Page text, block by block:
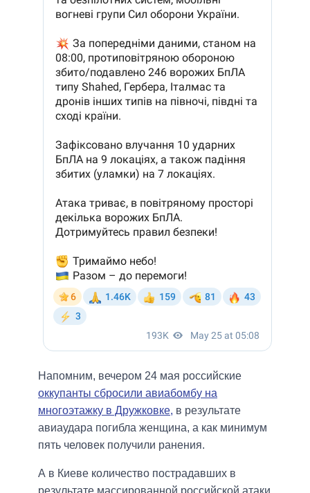
Напомним, вечером 24 мая российские
оккупанты сбросили авиабомбу на
многоэтажку в Дружковке, в результате
авиаудара погибла женщина, а как минимум
пять человек получили ранения.
А в Киеве количество пострадавших в